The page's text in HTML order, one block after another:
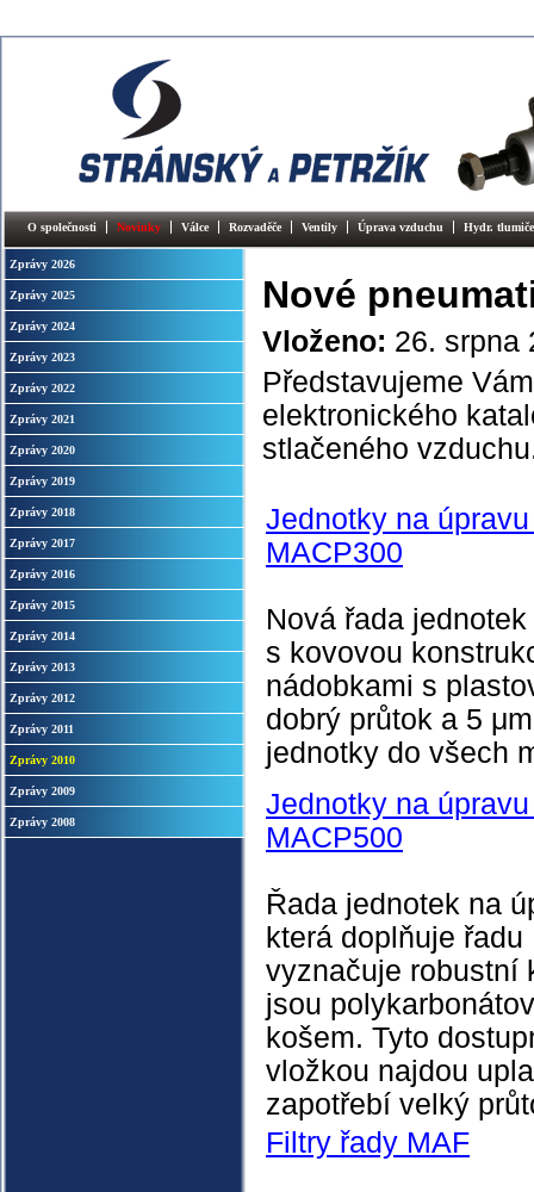
O společnosti Novinky Válce Rozvaděče Ventily Úprava vzduchu Hydr.
Zprávy 2026
Zprávy 2025
Zprávy 2024
Zprávy 2023
Zprávy 2022
Zprávy 2021
Zprávy 2020
Zprávy 2019
Zprávy 2018
Zprávy 2017
Zprávy 2016
Zprávy 2015
Zprávy 2014
Zprávy 2013
Zprávy 2012
Zprávy 2011
Zprávy 2010
Zprávy 2009
Zprávy 2008
Nové
Vloženo: 26. srpna
Představujeme
elektronického
stlačeného
Jednotky na
MACP300
Nová řada
s kovovou
nádobkami s
dobrý průtok a 5
jednotky do všech
Jednotky na
MACP500
Řada jednotek na
která doplňuje
vyznačuje robustní
jsou
košem. Tyto
vložkou najdou
zapotřebí velký
Filtry řady MAF